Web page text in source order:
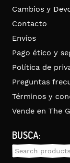
Cambios y
Contacto
Envíos
Pago ético y
Política de
Preguntas
Términos y
Vende en The
BUSCA:
Search